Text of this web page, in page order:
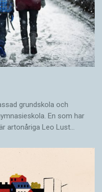
grundskola och
En som har
artonåriga Leo Lust…